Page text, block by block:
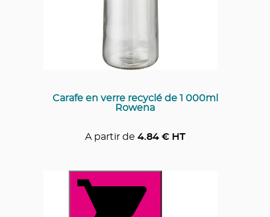
Carafe en verre recyclé de 1 000ml
Rowena
A partir de 4.84€ HT